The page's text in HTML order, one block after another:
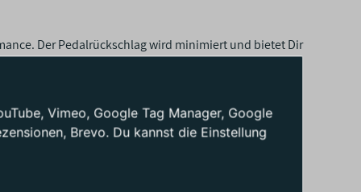
Der Pedalrückschlag wird minimiert und bietet Dir
hast, da dein Hinterrad immer am Boden bleibt.
Standards und ist sehr hochwertig. Dies führt
Carbon Rahmen exzellent verarbeitet.
Vimeo, Google Tag Manager, Google
Brevo. Du kannst die Einstellung